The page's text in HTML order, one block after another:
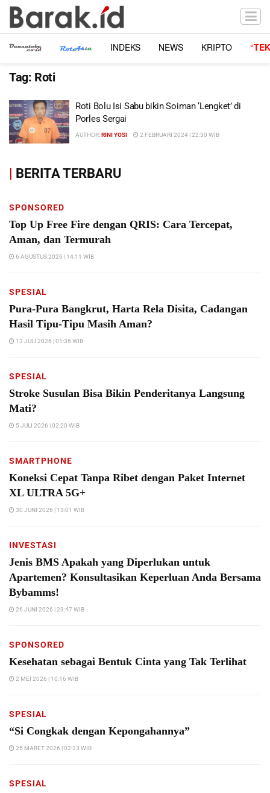
INDEKS NEWS KRIPTO
Tag: Roti
Roti Bolu Isi Sabu bikin Soiman ‘Lengket’ di
Porles Sergai
AUTHOR:RINI YOSI 2 FEBRUARI 2024 | 22:30 WIB
| BERITA TERBARU
SPONSORED
Top Up Free Fire dengan QRIS: Cara Tercepat,
Aman, dan Termurah
6 AGUSTUS 2026 | 14:11 WIB
SPESIAL
Pura-Pura Bangkrut, Harta Rela Disita, Cadangan
Hasil Tipu-Tipu Masih Aman?
13 JULI 2026 | 01:36 WIB
SPESIAL
Stroke Susulan Bisa Bikin Penderitanya Langsung
Mati?
5 JULI 2026 | 02:20 WIB
SMARTPHONE
Koneksi Cepat Tanpa Ribet dengan Paket Internet
XL ULTRA 5G+
30 JUNI 2026 | 13:01 WIB
INVESTASI
Jenis BMS Apakah yang Diperlukan untuk
Apartemen? Konsultasikan Keperluan Anda Bersama
Bybamms!
26 JUNI 2026 | 23:47 WIB
SPONSORED
Kesehatan sebagai Bentuk Cinta yang Tak Terlihat
2 MEI 2026 | 10:16 WIB
SPESIAL
“Si Congkak dengan Kepongahannya”
25 MARET 2026 | 02:23 WIB
SPESIAL